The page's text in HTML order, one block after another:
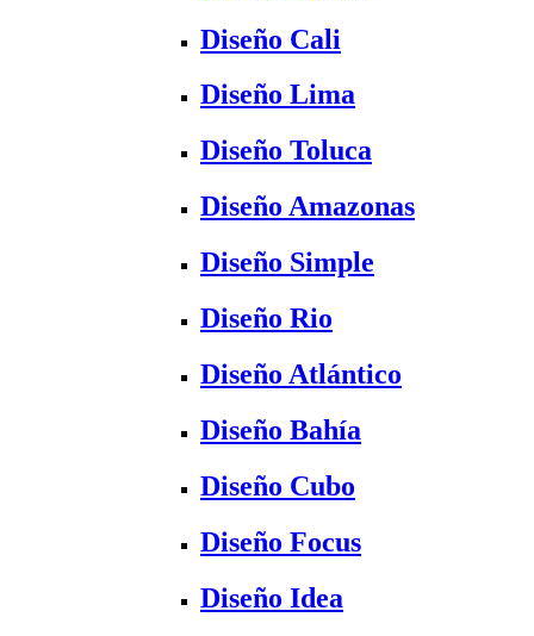
Diseño Cali
Diseño Lima
Diseño Toluca
Diseño Amazonas
Diseño Simple
Diseño Rio
Diseño Atlántico
Diseño Bahía
Diseño Cubo
Diseño Focus
Diseño Idea